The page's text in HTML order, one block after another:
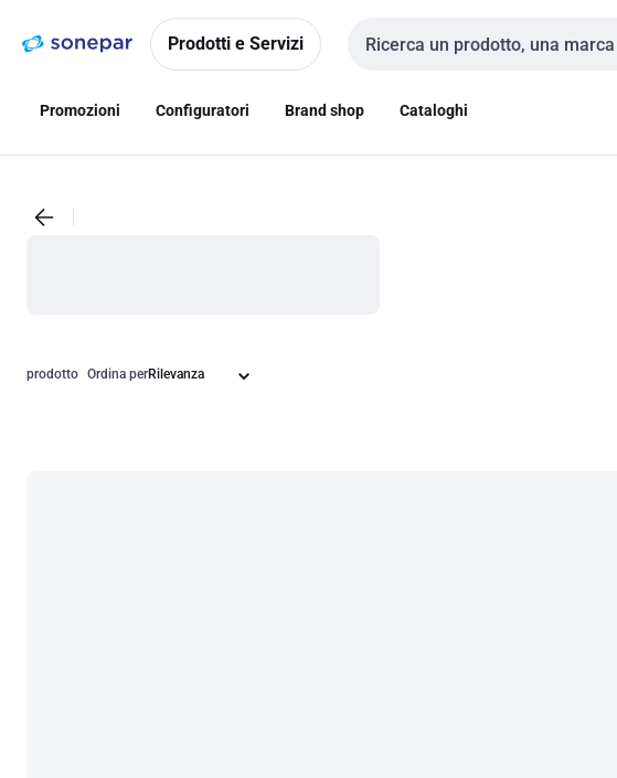
navigazionealla
Prodotti e Servizi
Cerca input
Promozioni Configuratori Brand shop Cataloghi
prodotto Ordina per